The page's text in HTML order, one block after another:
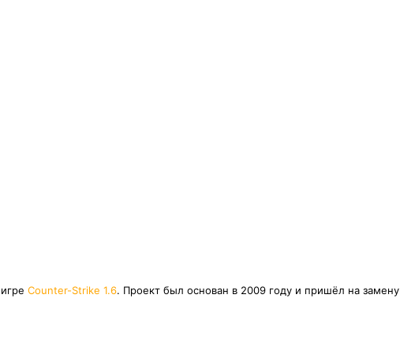
Counter-Strike 1.6. Проект был основан в 2009 году и пришёл на замену